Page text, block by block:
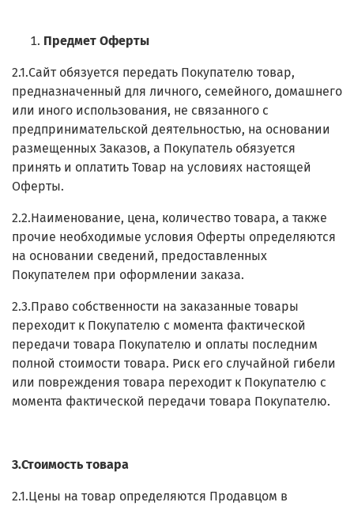
Предмет Оферты
2.1.Сайт обязуется передать Покупателю товар,
предназначенный для личного, семейного, домашнего
или иного использования, не связанного с
предпринимательской деятельностью, на основании
размещенных Заказов, а Покупатель обязуется
принять и оплатить Товар на условиях настоящей
Оферты.
2.2.Наименование, цена, количество товара, а также
прочие необходимые условия Оферты определяются
на основании сведений, предоставленных
Покупателем при оформлении заказа.
2.3.Право собственности на заказанные товары
переходит к Покупателю с момента фактической
передачи товара Покупателю и оплаты последним
полной стоимости товара. Риск его случайной гибели
или повреждения товара переходит к Покупателю с
момента фактической передачи товара Покупателю.
3.Стоимость товара
2.1.Цены на товар определяются Продавцом в